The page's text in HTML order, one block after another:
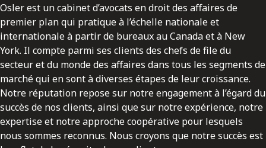
Osler est un cabinet d’avocats en droit des affaires de
premier plan qui pratique à l’échelle nationale et
internationale à partir de bureaux au Canada et à New
York. Il compte parmi ses clients des chefs de file du
secteur et du monde des affaires dans tous les segments de
marché qui en sont à diverses étapes de leur croissance.
Notre réputation repose sur notre engagement à l’égard du
succès de nos clients, ainsi que sur notre expérience, notre
expertise et notre approche coopérative pour lesquels
nous sommes reconnus. Nous croyons que notre succès est